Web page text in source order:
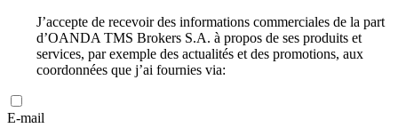
J’accepte de recevoir des informations commerciales de la part
d’OANDA TMS Brokers S.A. à propos de ses produits et
services, par exemple des actualités et des promotions, aux
coordonnées que j’ai fournies via:
E-mail